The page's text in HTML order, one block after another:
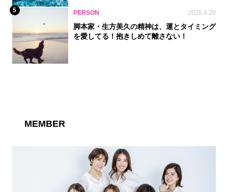
5 PERSON 2026.4.20
脚本家・生方美久の精神は、運とタイミング
を愛してる！抱きしめて離さない！
MEMBER